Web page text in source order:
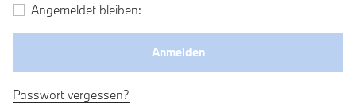
Angemeldet bleiben:
Passwort vergessen?